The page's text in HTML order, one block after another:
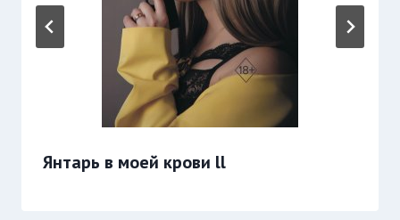
Янтарь в моей крови ll